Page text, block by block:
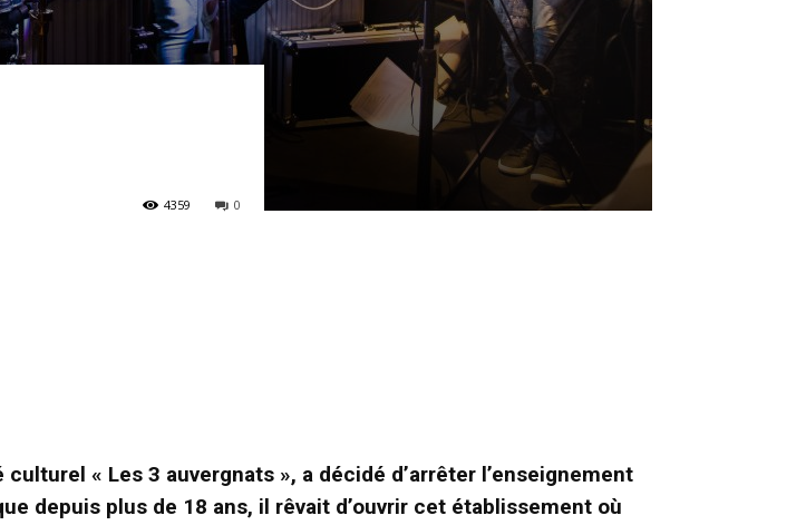
0
4359
« Les 3 auvergnats », a décidé d’arrêter l’enseignement
depuis plus de 18 ans, il rêvait d’ouvrir cet établissement où